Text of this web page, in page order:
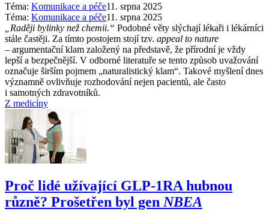
Téma: Komunikace a péče11. srpna 2025
Téma: Komunikace a péče11. srpna 2025
„Raději bylinky než chemii.“ Podobné věty slýchají lékaři i lékárníci
stále častěji. Za tímto postojem stojí tzv. appeal to nature
–⁠ argumentační klam založený na představě, že přírodní je vždy
lepší a bezpečnější. V odborné literatuře se tento způsob uvažování
označuje širším pojmem „naturalistický klam“. Takové myšlení dnes
významně ovlivňuje rozhodování nejen pacientů, ale často
i samotných zdravotníků.
Z medicíny
Proč lidé užívající GLP-1RA hubnou
různě? Prošetřen byl gen NBEA